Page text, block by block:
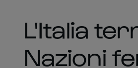
L'Italia
Nazioni